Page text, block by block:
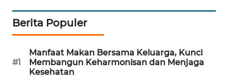
Berita Populer
#1
Manfaat Makan Bersama Keluarga, Kunci
Membangun Keharmonisan dan Menjaga
Kesehatan
ID
ID